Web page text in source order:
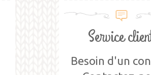
Service
Besoin d'un